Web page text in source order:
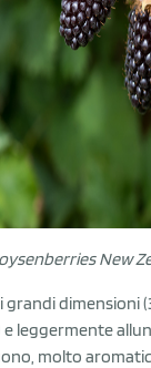
New
dimensioni
e leggermente
molto